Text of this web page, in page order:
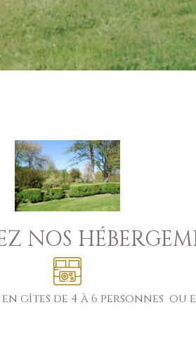
NOS
gîtes de 4 à 6 personnes ou